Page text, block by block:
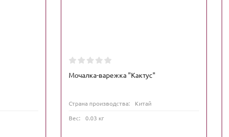
Мочалка-варежка "Кактус"
Страна производства:
Китай
Вес:
0.03 кг